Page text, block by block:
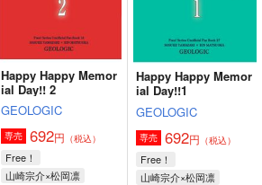
サンプル
作品詳細
サンプル
作品詳細
Happy Happy Memor
ial Day!! 2
GEOLOGIC
専売 692円 （税込）
Free！
山崎宗介×松岡凛
Happy Happy Memor
ial Day!!1
GEOLOGIC
専売 692円 （税込）
Free！
山崎宗介×松岡凛